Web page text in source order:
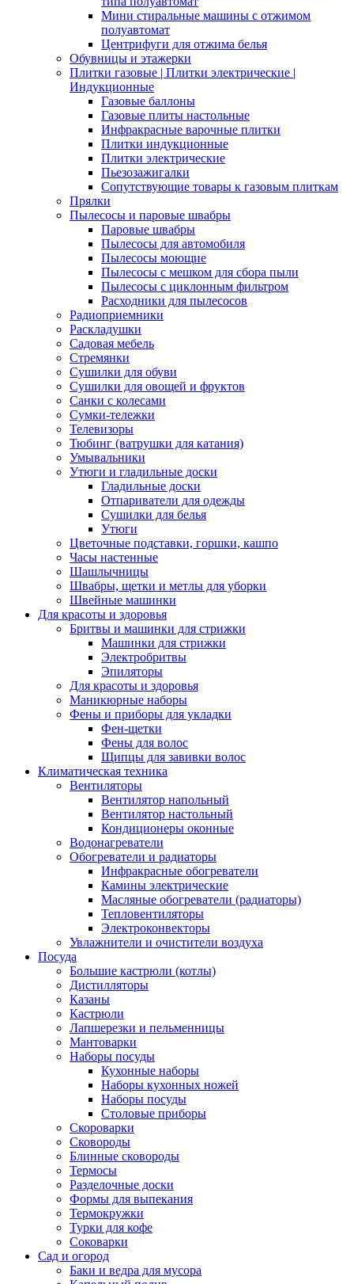
Мини стиральные машины с отжимом
полуавтомат
Центрифуги для отжима белья
Обувницы и этажерки
Плитки газовые | Плитки электрические |
Индукционные
Газовые баллоны
Газовые плиты настольные
Инфракрасные варочные плитки
Плитки индукционные
Плитки электрические
Пьезозажигалки
Сопутствующие товары к газовым плиткам
Прялки
Пылесосы и паровые швабры
Паровые швабры
Пылесосы для автомобиля
Пылесосы моющие
Пылесосы с мешком для сбора пыли
Пылесосы с циклонным фильтром
Расходники для пылесосов
Радиоприемники
Раскладушки
Садовая мебель
Стремянки
Сушилки для обуви
Сушилки для овощей и фруктов
Санки с колесами
Сумки-тележки
Телевизоры
Тюбинг (ватрушки для катания)
Умывальники
Утюги и гладильные доски
Гладильные доски
Отпариватели для одежды
Сушилки для белья
Утюги
Цветочные подставки, горшки, кашпо
Часы настенные
Шашлычницы
Швабры, щетки и метлы для уборки
Швейные машинки
Для красоты и здоровья
Бритвы и машинки для стрижки
Машинки для стрижки
Электробритвы
Эпиляторы
Для красоты и здоровья
Маникюрные наборы
Фены и приборы для укладки
Фен-щетки
Фены для волос
Щипцы для завивки волос
Климатическая техника
Вентиляторы
Вентилятор напольный
Вентилятор настольный
Кондиционеры оконные
Водонагреватели
Обогреватели и радиаторы
Инфракрасные обогреватели
Камины электрические
Масляные обогреватели (радиаторы)
Тепловентиляторы
Электроконвекторы
Увлажнители и очистители воздуха
Посуда
Большие кастрюли (котлы)
Дистилляторы
Казаны
Кастрюли
Лапшерезки и пельменницы
Мантоварки
Наборы посуды
Кухонные наборы
Наборы кухонных ножей
Наборы посуды
Столовые приборы
Скороварки
Сковороды
Блинные сковороды
Термосы
Разделочные доски
Формы для выпекания
Термокружки
Турки для кофе
Соковарки
Сад и огород
Баки и ведра для мусора